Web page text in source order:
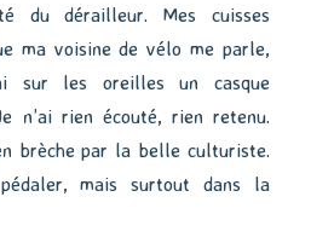
du dérailleur. Mes cuisses
ma voisine de vélo me parle,
sur les oreilles un casque
n’ai rien écouté, rien retenu.
brèche par la belle culturiste.
mais surtout dans la